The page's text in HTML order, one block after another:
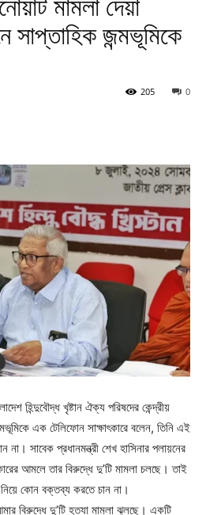
মামলা দেয়া
সাপ্তাহিক জন্মভূমিকে
0
205
হিন্দুবৌদ্ধ খৃষ্টান ঐক্য পরিষদের কেন্দ্রীয়
এক টেলিফোন সাক্ষাৎকারে বলেন, তিনি এই
সাবেক প্রধানমন্ত্রী শেখ হাসিনার পলায়নের
আমলে তার বিরুদ্ধে দু’টি মামলা চলছে। তাই
কোন বক্তব্য করতে চান না।
বিরুদ্ধে দু’টি হত্যা মামলা ঝুলছে। একটি